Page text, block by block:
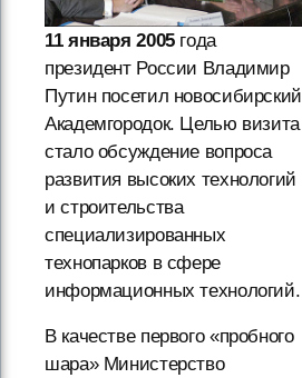
11 января 2005года
президент России Владимир
Путин посетил новосибирский
Академгородок. Целью визита
стало обсуждение вопроса
развития высоких технологий
и строительства
специализированных
технопарков в сфере
информационных технологий.
В качестве первого «пробного
шара» Министерство